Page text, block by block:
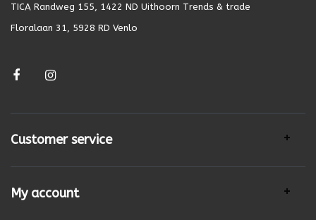
TICA Randweg 155, 1422 ND Uithoorn Trends & trade
Floralaan 31, 5928 RD Venlo
Customer service
My account